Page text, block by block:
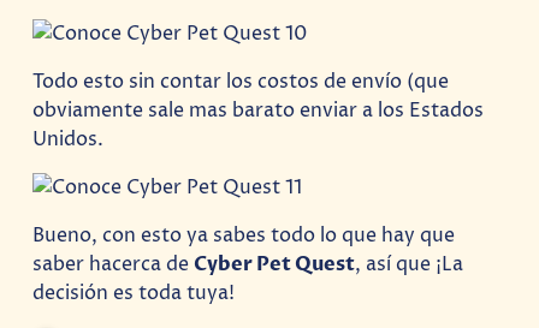
Todo esto sin contar los costos de envío (que
obviamente sale mas barato enviar a los Estados
Unidos.
Bueno, con esto ya sabes todo lo que hay que
saber hacerca de Cyber Pet Quest, así que ¡La
decisión es toda tuya!